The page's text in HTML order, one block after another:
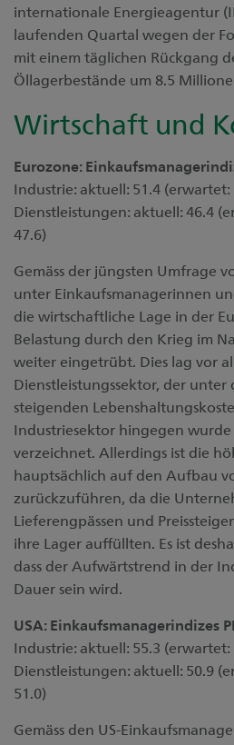
internationale Energieagentur
laufenden Quartal wegen der
mit einem täglichen Rückgang
Öllagerbestände um 8.5
Wirtschaft und
Eurozone:
Industrie: aktuell: 51.4
Dienstleistungen: aktuell: 46.4
47.6)
Gemäss der jüngsten Umfrage
unter Einkaufsmanagerinnen
die wirtschaftliche Lage in der
Belastung durch den Krieg im
weiter eingetrübt. Dies lag vor
Dienstleistungssektor, der
steigenden
Industriesektor hingegen
verzeichnet. Allerdings ist die
hauptsächlich auf den Aufbau
zurückzuführen, da die
Lieferengpässen und
ihre Lager auffüllten. Es ist
dass der Aufwärtstrend in der
Dauer sein wird.
USA: Einkaufsmanagerindizes
Industrie: aktuell: 55.3
Dienstleistungen: aktuell: 50.9
51.0)
Gemäss den US-